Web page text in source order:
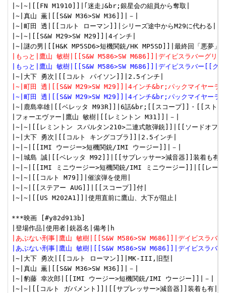
|~|~|[[FN M1910]]|｢迷走｣&br;銀星会の組員から奪取|
|~|真山 薫|[[S&W M36>SW M36]]|－|
|~|町田 透|[[コルト ローマン]]|シリーズ途中からM29に代わる|
|~|~|[[S&W M29>SW M29]]|4インチ|
|もっと|鷹山 敏樹|[[S&W M586>SW M686]]|デイビスラバーグリッ
|もっと|鷹山 敏樹|[[S&W M586>SW M686]]|デイビスラバー[[グ
|~|町田 透|[[S&W M29>SW M29]]|4インチ&br;パックマイヤーラ
|~|町田 透|[[S&W M29>SW M29]]|4インチ&br;パックマイヤーラ
|~|鹿島幸雄|[[ベレッタ M93R]]|6話&br;[[スコープ]]・[[スト
|フォーエヴァー|鷹山 敏樹|[[レミントン M31]]|－|
|~|~|[[レミントン スパルタン210>二連式散弾銃]]|[[ソードオフ]]
|~|大下 勇次|[[コルト キングコブラ]]|2.5インチ|
|~|~|[[IMI ウージー>短機関銃/IMI ウージー]]|－|
|~|城島 誠|[[ベレッタ M92]]|[[サプレッサー>減音器]]装着も有|
|~|~|[[IMI ミニウージー>短機関銃/IMI ミニウージー]]|[[レーザ
|~|~|[[コルト M79]]|催涙弾を使用|
|~|~|[[ステアー AUG]]|[[スコープ]]付|
|~|~|[[US M202A1]]|使用直前に鷹山、大下が阻止|
***映画 [#y82d913b]
|あぶない刑事|鷹山 敏樹|[[S&W M586>SW M686]]|デイビスラバー
|あぶない刑事|鷹山 敏樹|[[S&W M586>SW M686]]|デイビスラバ
|~|大下 勇次|[[コルト ローマン]]|MK-III,旧型|
|~|真山 薫|[[S&W M36>SW M36]]|－|
|~|豹藤 幸次郎|[[IMI ウージー>短機関銃/IMI ウージー]]|－|
|~|~|[[コルト ガバメント]]|[[サプレッサー>減音器]]装着も有|